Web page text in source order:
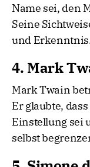
Name sei, den
Seine
und
4. Mark
Mark Twain
Er glaubte,
Einstellung sei
selbst